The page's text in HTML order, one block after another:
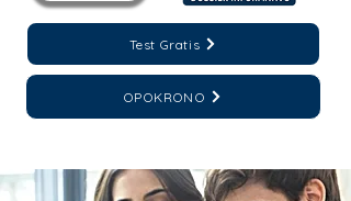
Test Gratis
OPOKRONO